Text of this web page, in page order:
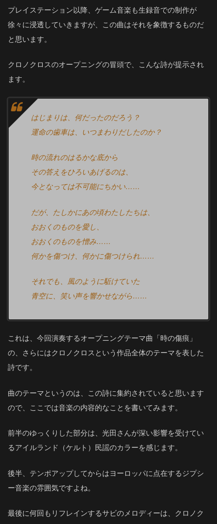
プレイステーション以降、ゲーム音楽も生録音での制作が
徐々に浸透していきますが、この曲はそれを象徴するものだ
と思います。
クロノクロスのオープニングの冒頭で、こんな詩が提示され
ます。
はじまりは、何だったのだろう？
運命の歯車は、いつまわりだしたのか？
時の流れのはるかな底から
その答えをひろいあげるのは、
今となっては不可能にちかい……
だが、たしかにあの頃わたしたちは、
おおくのものを愛し、
おおくのものを憎み……
何かを傷つけ、何かに傷つけられ……
それでも、風のように駈けていた
青空に、笑い声を響かせながら……
これは、今回演奏するオープニングテーマ曲「時の傷痕」
の、さらにはクロノクロスという作品全体のテーマを表した
詩です。
曲のテーマというのは、この詩に集約されていると思います
ので、ここでは音楽の内容的なことを書いてみます。
前半のゆっくりした部分は、光田さんが深い影響を受けてい
るアイルランド（ケルト）民謡のカラーを感じます。
後半、テンポアップしてからはヨーロッパに点在するジプシ
ー音楽の雰囲気ですよね。
最後に何回もリフレインするサビのメロディーは、クロノク